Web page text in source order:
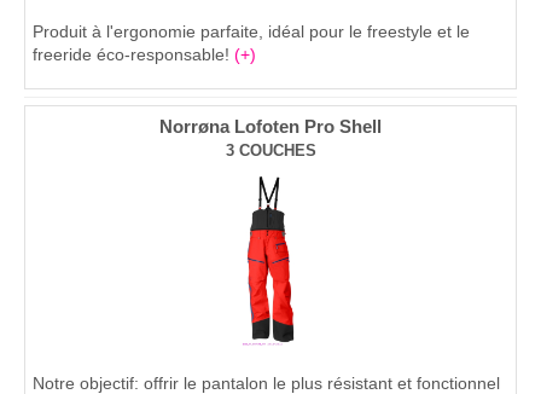
Produit à l'ergonomie parfaite, idéal pour le freestyle et le
freeride éco-responsable! (+)
Norrøna Lofoten Pro Shell
3 COUCHES
Notre objectif: offrir le pantalon le plus résistant et fonctionnel